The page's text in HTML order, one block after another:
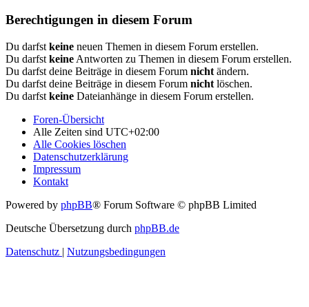
Berechtigungen in diesem Forum
Du darfst keine neuen Themen in diesem Forum erstellen.
Du darfst keine Antworten zu Themen in diesem Forum erstellen.
Du darfst deine Beiträge in diesem Forum nicht ändern.
Du darfst deine Beiträge in diesem Forum nicht löschen.
Du darfst keine Dateianhänge in diesem Forum erstellen.
Foren-Übersicht
Alle Zeiten sind UTC+02:00
Alle Cookies löschen
Datenschutzerklärung
Impressum
Kontakt
Powered by phpBB® Forum Software © phpBB Limited
Deutsche Übersetzung durch phpBB.de
Datenschutz | Nutzungsbedingungen